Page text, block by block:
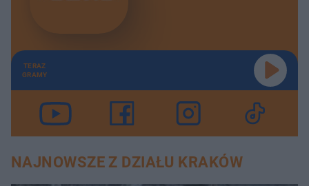
TERAZ
GRAMY
NAJNOWSZE Z DZIAŁU KRAKÓW